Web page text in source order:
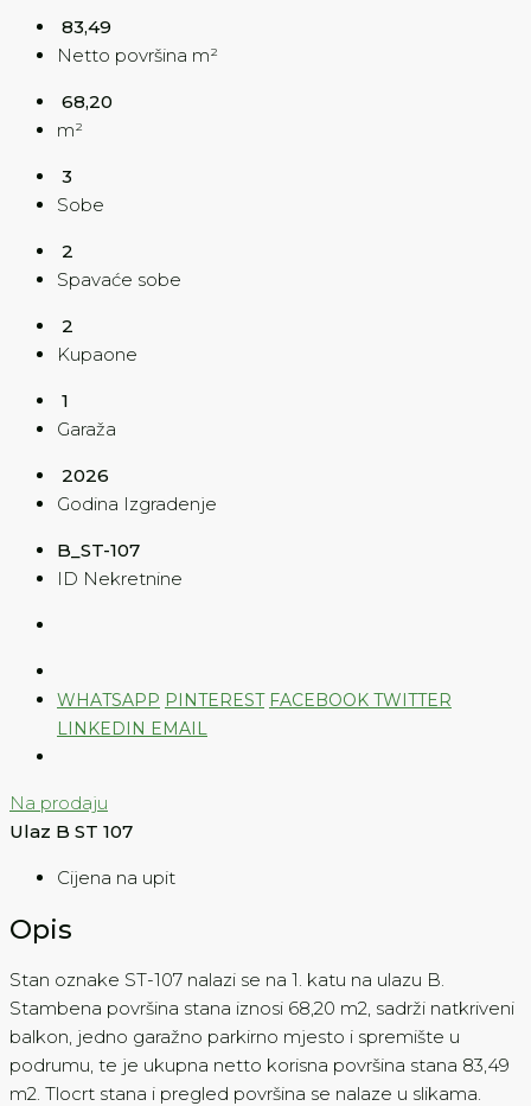
83,49
Netto površina m²
68,20
m²
3
Sobe
2
Spavaće sobe
2
Kupaone
1
Garaža
2026
Godina Izgradenje
B_ST-107
ID Nekretnine
WHATSAPP PINTEREST FACEBOOK TWITTER
LINKEDIN EMAIL
Na prodaju
Ulaz B ST 107
Cijena na upit
Opis
Stan oznake ST-107 nalazi se na 1. katu na ulazu B.
Stambena površina stana iznosi 68,20 m2, sadrži natkriveni
balkon, jedno garažno parkirno mjesto i spremište u
podrumu, te je ukupna netto korisna površina stana 83,49
m2. Tlocrt stana i pregled površina se nalaze u slikama.